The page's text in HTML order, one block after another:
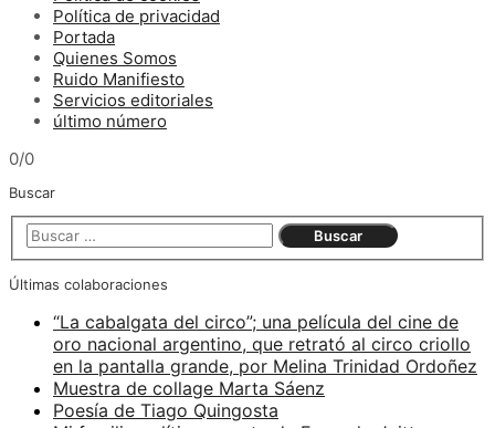
Política de privacidad
Portada
Quienes Somos
Ruido Manifiesto
Servicios editoriales
último número
0/0
Buscar
Últimas colaboraciones
“La cabalgata del circo”; una película del cine de
oro nacional argentino, que retrató al circo criollo
en la pantalla grande, por Melina Trinidad Ordoñez
Muestra de collage Marta Sáenz
Poesía de Tiago Quingosta